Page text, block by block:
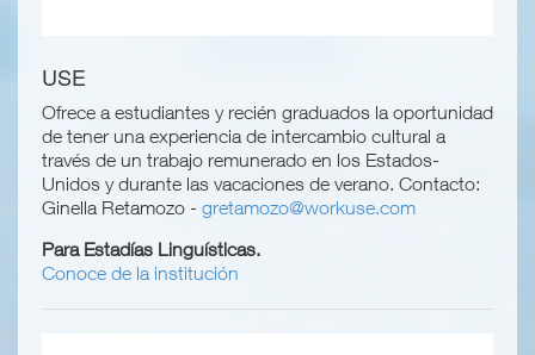
USE
Ofrece a estudiantes y recién graduados la oportunidad
de tener una experiencia de intercambio cultural a
través de un trabajo remunerado en los Estados-
Unidos y durante las vacaciones de verano. Contacto:
Ginella Retamozo - gretamozo@workuse.com
Para Estadías Linguísticas.
Conoce de la institución